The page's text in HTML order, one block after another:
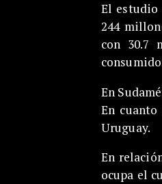
El estudio
244
con 30.7
En
En
Uruguay.
En
ocupa el